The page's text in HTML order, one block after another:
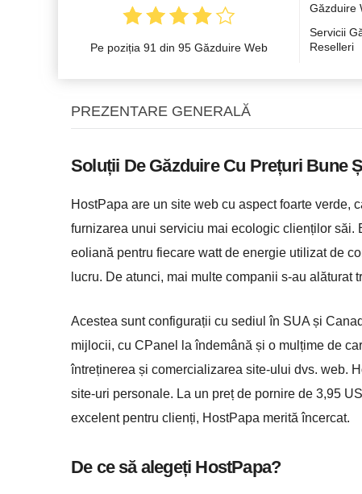
Pe poziția 91 din 95 Găzduire Web
Găzduire
Servicii
Reselleri
PREZENTARE GENERALĂ
Soluții De Găzduire Cu Prețuri Bune
HostPapa are un site web cu aspect foarte verde,
furnizarea unui serviciu mai ecologic clienților săi.
eoliană pentru fiecare watt de energie utilizat de
lucru. De atunci, mai multe companii s-au alăturat
Acestea sunt configurații cu sediul în SUA și
mijlocii, cu CPanel la îndemână și o mulțime de
întreținerea și comercializarea site-ului dvs. web.
site-uri personale. La un preț de pornire de 3,95
excelent pentru clienți, HostPapa merită încercat.
De ce să alegeți HostPapa?